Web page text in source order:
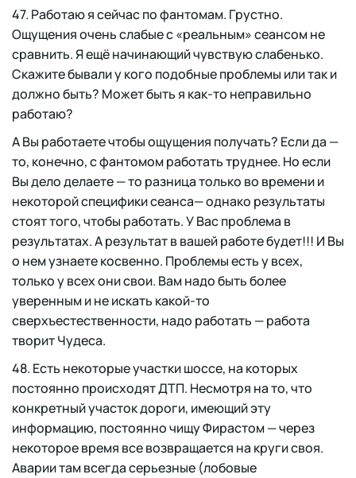
47. Работаю я сейчас по фантомам. Грустно.
Ощущения очень слабые с «реальным» сеансом не
сравнить. Я ещё начинающий чувствую слабенько.
Скажите бывали у кого подобные проблемы или так и
должно быть? Может быть я как-то неправильно
работаю?
А Вы работаете чтобы ощущения получать? Если да —
то, конечно, с фантомом работать труднее. Но если
Вы дело делаете — то разница только во времени и
некоторой специфики сеанса— однако результаты
стоят того, чтобы работать. У Вас проблема в
результатах. А результат в вашей работе будет!!! И Вы
о нем узнаете косвенно. Проблемы есть у всех,
только у всех они свои. Вам надо быть более
уверенным и не искать какой-то
сверхъестественности, надо работать — работа
творит Чудеса.
48. Есть некоторые участки шоссе, на которых
постоянно происходят ДТП. Несмотря на то, что
конкретный участок дороги, имеющий эту
информацию, постоянно чищу Фирастом — через
некоторое время все возвращается на круги своя.
Аварии там всегда серьезные (лобовые